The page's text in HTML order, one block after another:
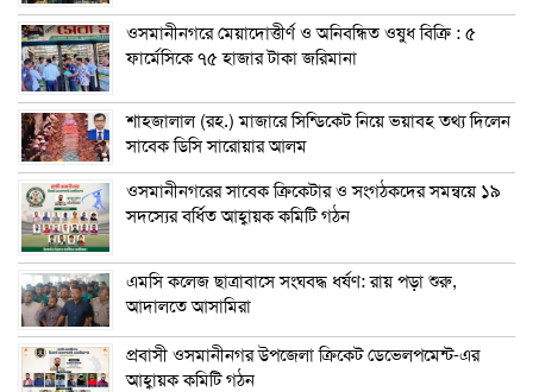
ওসমানীনগরে মেয়াদোত্তীর্ণ ও অনিবন্ধিত ওষুধ বিক্রি : ৫
ফার্মেসিকে ৭৫ হাজার টাকা জরিমানা
শাহজালাল (রহ.) মাজারে সিন্ডিকেট নিয়ে ভয়াবহ তথ্য দিলেন
সাবেক ডিসি সারোয়ার আলম
ওসমানীনগরের সাবেক ক্রিকেটার ও সংগঠকদের সমন্বয়ে ১৯
সদস্যের বর্ধিত আহ্বায়ক কমিটি গঠন
এম‌সি কলেজ ছাত্রাবাসে সংঘবদ্ধ ধর্ষণ: রায় পড়া শুরু,
আদালতে আসামিরা
প্রবাসী ওসমানীনগর উপজেলা ক্রিকেট ডেভেলপমেন্ট-এর
আহ্বায়ক কমিটি গঠন